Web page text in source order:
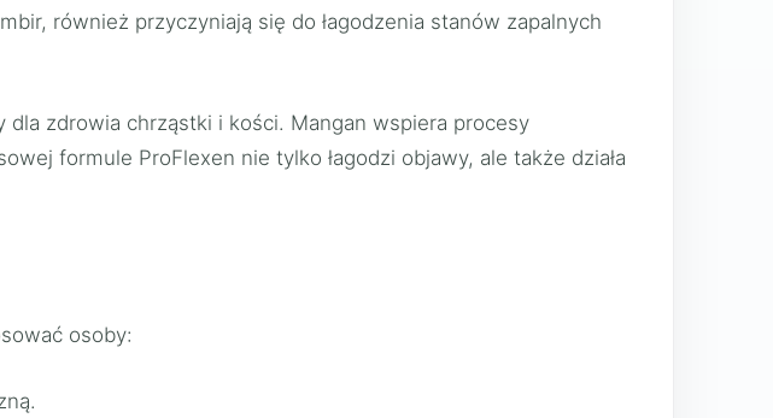
również przyczyniają się do łagodzenia stanów zapalnych
zdrowia chrząstki i kości. Mangan wspiera procesy
formule ProFlexen nie tylko łagodzi objawy, ale także działa
osoby: